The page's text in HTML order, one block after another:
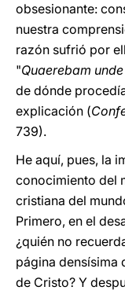
obsesionante:
nuestra
razón sufrió por
"Quaerebam
de dónde
explicación (
739).
He aquí, pues, la
conocimiento del
cristiana del
Primero, en el
¿quién no
página densísima
de Cristo? Y